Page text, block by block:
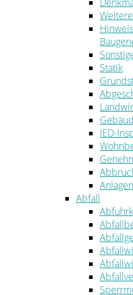
Statik
IED-
Abfall